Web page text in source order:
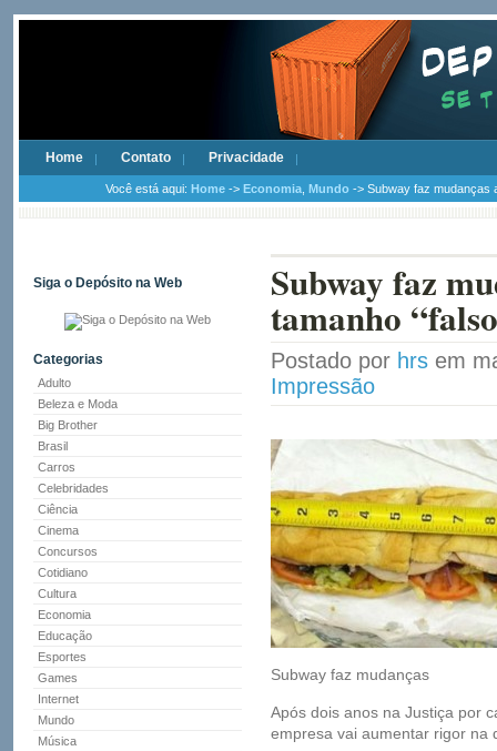
Home Contato Privacidade
Você está aqui: Home -> Economia Mundo -> Subway faz mudanças
Siga o Depósito na Web
Categorias
Adulto
Beleza e Moda
Big Brother
Brasil
Carros
Celebridades
Ciência
Cinema
Concursos
Cotidiano
Cultura
Economia
Educação
Esportes
Games
Internet
Mundo
Música
Subway faz
tamanho
Postado por hrs em
Impressão
Subway faz mudanças
Após dois anos na Justiça por
empresa vai aumentar rigor na